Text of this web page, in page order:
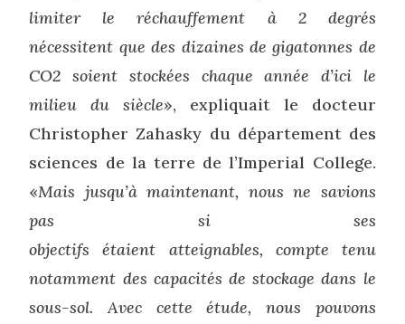
limiter le réchauffement à 2 degrés
nécessitent que des dizaines de gigatonnes de
CO2 soient stockées chaque année d’ici le
milieu du siècle», expliquait le docteur
Christopher Zahasky du département des
sciences de la terre de l’Imperial College.
«Mais jusqu’à maintenant, nous ne savions
pas si ses
objectifs
étaient atteignables, compte
tenu
notamment des capacités de stockage dans le
sous-sol. Avec cette étude, nous pouvons